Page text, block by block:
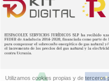
Utilizamos cookies propias y de terceros